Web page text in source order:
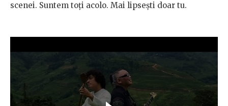
scenei. Suntem toți acolo. Mai lipsești doar tu.